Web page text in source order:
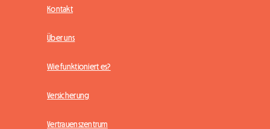
Kontakt
Über uns
Wie funktioniert es?
Versicherung
Vertrauenszentrum